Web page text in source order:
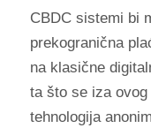
CBDC sistemi bi
prekogranična
na klasične
ta što se iza
tehnologija